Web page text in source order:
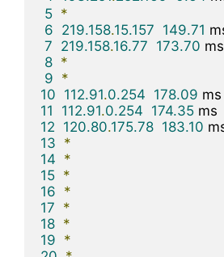
5 *
6 219.158.15.157 149.71
7 219.158.16.77 173.70
8 *
9 *
10 112.91.0.254 178.09
11
112.91.0.254 174.35 ms
12 120.80.175.78 183.10
13 *
14 *
15 *
16 *
17 *
18 *
19 *